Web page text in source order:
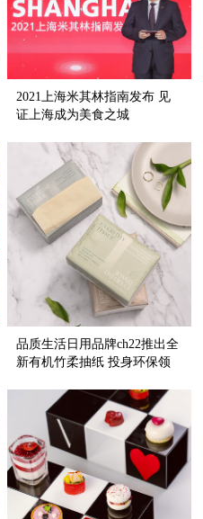
2021上海米其林指南发布 见
证上海成为美食之城
品质生活日用品牌ch22推出全
新有机竹柔抽纸 投身环保领